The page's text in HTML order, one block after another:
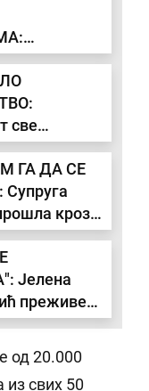
као да су
све
није
ГА ДА СЕ
кроз
сам му да
Јелена
преживела
- када је
који јој је
од 20.000
из свих 50